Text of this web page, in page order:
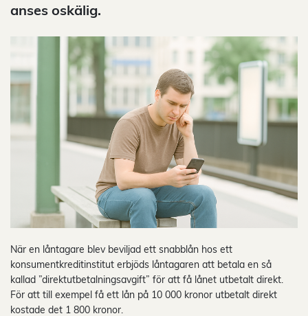
anses oskälig.
När en låntagare blev beviljad ett snabblån hos ett
konsumentkreditinstitut erbjöds låntagaren att betala en så
kallad ”direktutbetalningsavgift” för att få lånet utbetalt direkt.
För att till exempel få ett lån på 10 000 kronor utbetalt direkt
kostade det 1 800 kronor.